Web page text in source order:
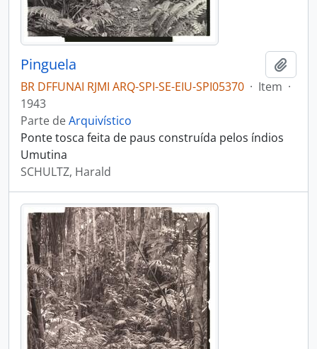
Pinguela
BR DFFUNAI RJMI ARQ-SPI-SE-EIU-SPI05370 · Item ·
1943
Parte deArquivístico
Ponte tosca feita de paus construída pelos índios
Umutina
SCHULTZ, Harald